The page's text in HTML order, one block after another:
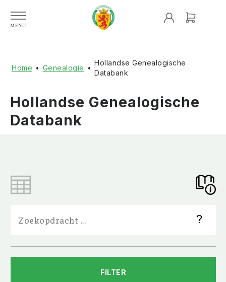
Home • Genealogie •
Hollandse Genealogische
Databank
Hollandse Genealogische
Databank
FILTER